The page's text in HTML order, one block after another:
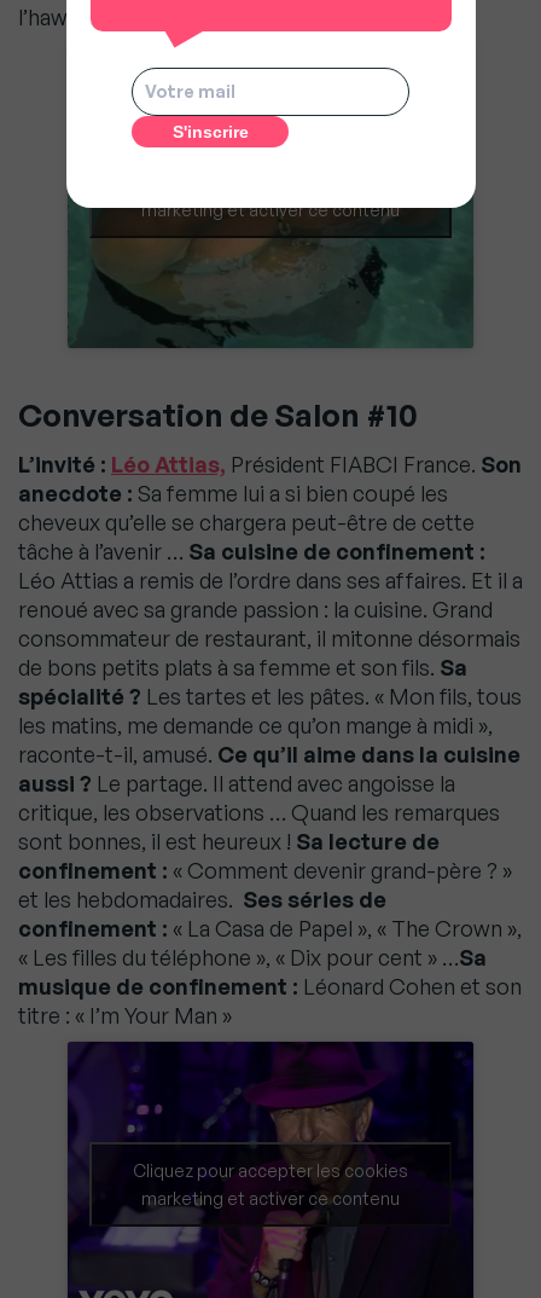
l’hawaiën Kamakawiwoʻole.
marketing et activer ce contenu
Conversation de Salon #10
L’invité : Léo Attias, Président FIABCI France. Son
anecdote : Sa femme lui a si bien coupé les
cheveux qu’elle se chargera peut-être de cette
tâche à l’avenir … Sa cuisine de confinement :
Léo Attias a remis de l’ordre dans ses affaires. Et il a
renoué avec sa grande passion : la cuisine. Grand
consommateur de restaurant, il mitonne désormais
de bons petits plats à sa femme et son fils. Sa
spécialité ? Les tartes et les pâtes. « Mon fils, tous
les matins, me demande ce qu’on mange à midi »,
raconte-t-il, amusé. Ce qu’il aime dans la cuisine
aussi ? Le partage. Il attend avec angoisse la
critique, les observations … Quand les remarques
sont bonnes, il est heureux ! Sa lecture de
confinement : « Comment devenir grand-père ? »
et les hebdomadaires. Ses séries de
confinement : « La Casa de Papel », « The Crown »,
« Les filles du téléphone », « Dix pour cent » …Sa
musique de confinement : Léonard Cohen et son
titre : « I’m Your Man »
Cliquez pour accepter les cookies
marketing et activer ce contenu